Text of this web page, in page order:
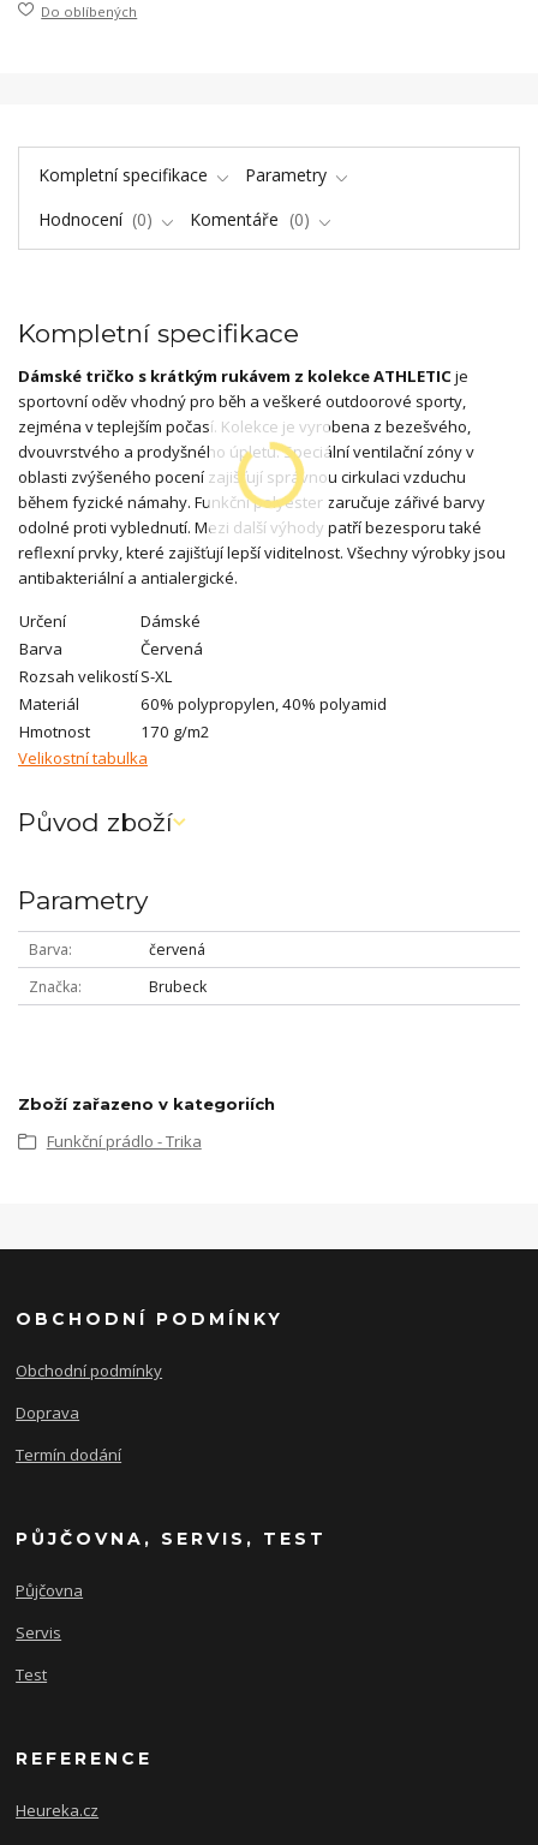
Do oblíbených
Kompletní specifikace
Parametry
Hodnocení
0 Komentáře 0
Kompletní specifikace
Dámské tričko s krátkým rukávem z kolekce ATHLETICje
sportovní oděv vhodný pro běh a veškeré outdoorové sporty,
zejména v teplejším počasí. Kolekce je vyrobena z bezešvého,
dvouvrstvého a prodyšného úpletu. Speciální ventilační zóny v
oblasti zvýšeného pocení zajišťují správnou cirkulaci vzduchu
během fyzické námahy. Funkční polyester zaručuje zářivé barvy
odolné proti vyblednutí. Mezi další výhody patří bezesporu také
reflexní prvky, které zajišťují lepší viditelnost. Všechny výrobky jsou
antibakteriální a antialergické.
Určení
Dámské
Barva
Červená
Rozsah velikostíS-XL
Materiál
60% polypropylen, 40% polyamid
Hmotnost
170 g/m2
Velikostní tabulka
Původ zboží
Parametry
Barva
červená
Značka
Brubeck
Zboží zařazeno v kategoriích
Funkční prádlo - Trika
OBCHODNÍ PODMÍNKY
Obchodní podmínky
Doprava
Termín dodání
PŮJČOVNA, SERVIS, TEST
Půjčovna
Servis
Test
REFERENCE
Heureka.cz